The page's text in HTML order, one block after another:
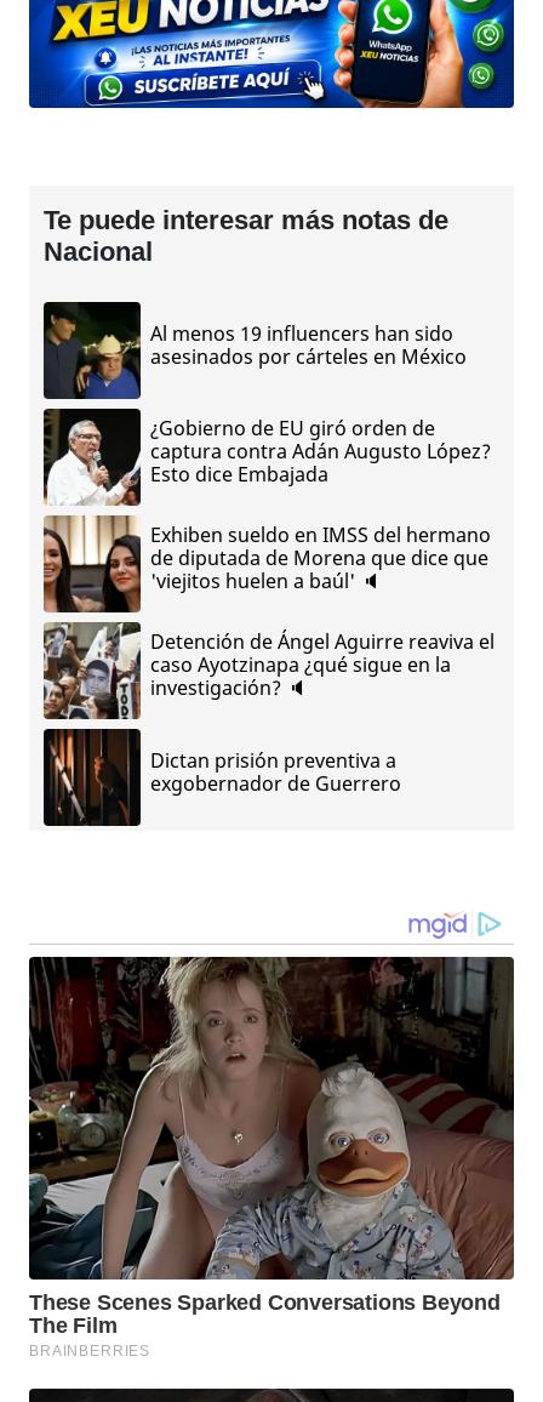
Te puede interesar más notas de
Nacional
Al menos 19 influencers han sido
asesinados por cárteles en México
¿Gobierno de EU giró orden de
captura contra Adán Augusto López?
Esto dice Embajada
Exhiben sueldo en IMSS del hermano
de diputada de Morena que dice que
'viejitos huelen a baúl' 🔈
Detención de Ángel Aguirre reaviva el
caso Ayotzinapa ¿qué sigue en la
investigación? 🔈
Dictan prisión preventiva a
exgobernador de Guerrero